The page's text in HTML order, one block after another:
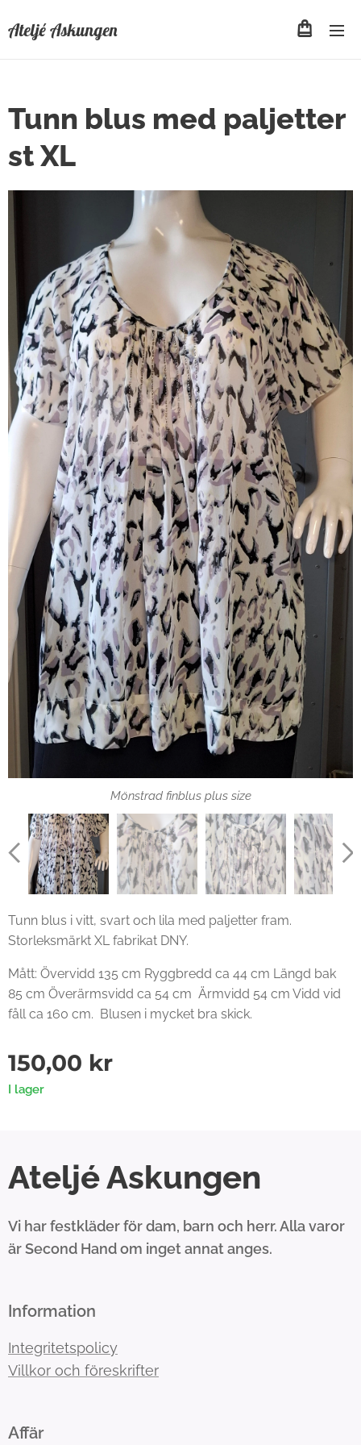
Ateljé Askungen
Tunn blus med paljetter
st XL
Mönstrad finblus plus size
Tunn blus i vitt, svart och lila med paljetter fram.
Storleksmärkt XL fabrikat DNY.
Mått: Övervidd 135 cm Ryggbredd ca 44 cm Längd bak
85 cm Överärmsvidd ca 54 cm Ärmvidd 54 cm Vidd vid
fåll ca 160 cm. Blusen i mycket bra skick.
150,00 kr
I lager
Ateljé Askungen
Vi har festkläder för dam, barn och herr. Alla varor
är Second Hand om inget annat anges.
Information
Integritetspolicy
Villkor och föreskrifter
Affär